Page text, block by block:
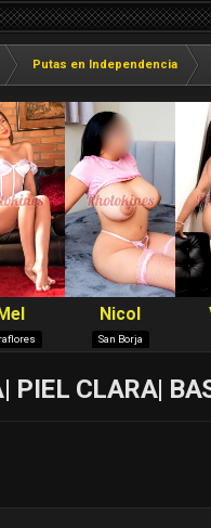
Putas en Independencia
PIEL CLARA|